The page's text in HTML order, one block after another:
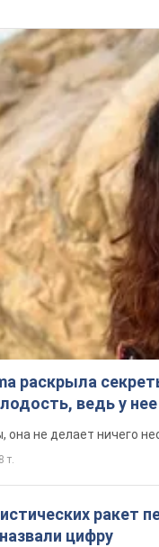
раскрыла
ведь у
она не делает ничего
т.
ракет
цифру